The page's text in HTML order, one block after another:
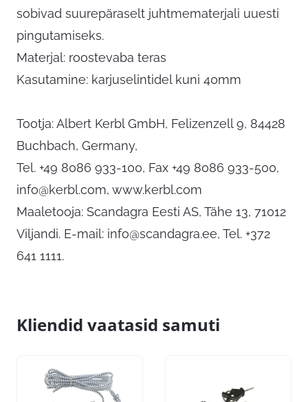
sobivad suurepäraselt juhtmematerjali uuesti
pingutamiseks.
Materjal: roostevaba teras
Kasutamine: karjuselintidel kuni 40mm
Tootja: Albert Kerbl GmbH, Felizenzell 9, 84428
Buchbach, Germany,
Tel. +49 8086 933-100, Fax +49 8086 933-500,
info@kerbl.com, www.kerbl.com
Maaletooja: Scandagra Eesti AS, Tähe 13, 71012
Viljandi. E-mail: info@scandagra.ee, Tel. +372
641 1111.
Kliendid vaatasid samuti